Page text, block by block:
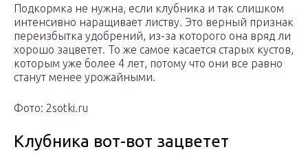
Подкормка не нужна, если клубника и так слишком
интенсивно наращивает листву. Это верный признак
переизбытка удобрений, из-за которого она вряд ли
хорошо зацветет. То же самое касается старых кустов,
которым уже более 4 лет, потому что они все равно
станут менее урожайными.
Фото: 2sotki.ru
Клубника вот-вот зацветет